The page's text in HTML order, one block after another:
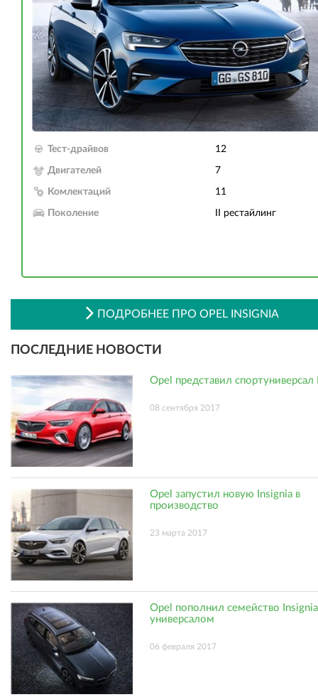
Тест-драйвов 12
Двигателей 7
Комлектаций 11
Поколение II рестайлинг
ПОДРОБНЕЕ ПРО OPEL INSIGNIA
ПОСЛЕДНИЕ НОВОСТИ
Opel представил спортуниверсал
08 сентября 2017
Opel запустил новую Insignia в
производство
23 марта 2017
Opel пополнил семейство
универсалом
06 февраля 2017